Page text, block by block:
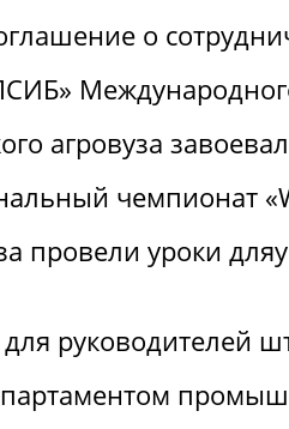
о
агровуза
чемпионат
провели уроки
для руководителей